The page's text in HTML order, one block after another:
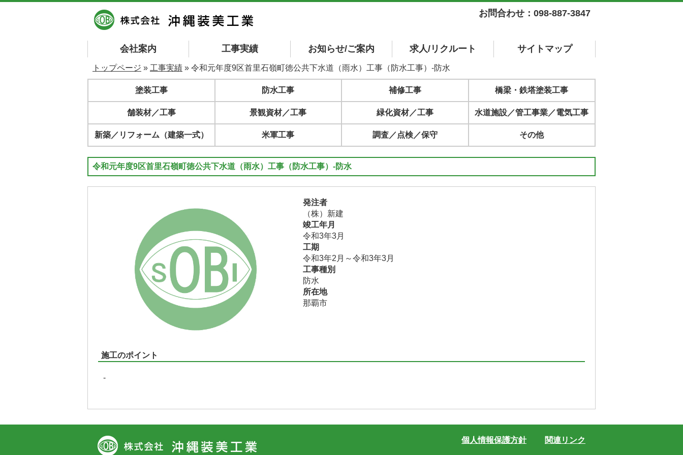
お問合わせ：098-887-3847
会社案内 工事実績 お知らせ/ご案内 求人/リクルート サイト マップ
トップページ » 工事実績 » 令和元年度9区首里石嶺町徳公共下水道（雨水）工事（防水工事）-防水
塗装工事 防水工事 補修工事 橋梁・鉄塔塗装工事
舗装材／工事 景観資材／工事 緑化資材／工事 水道施設／管工事業／電気工事
新築／リフォーム（建築一式） 米軍工事 調査／点検／保守 その他
令和元年度9区首里石嶺町徳公共下水道（雨水）工事（防水工事）-防水
発注者
（株）新建
竣工年月
令和3年3月
工期
令和3年2月～令和3年3月
工事種別
防水
所在地
那覇市
施工のポイント
-
個人情報保護方針 関連リンク